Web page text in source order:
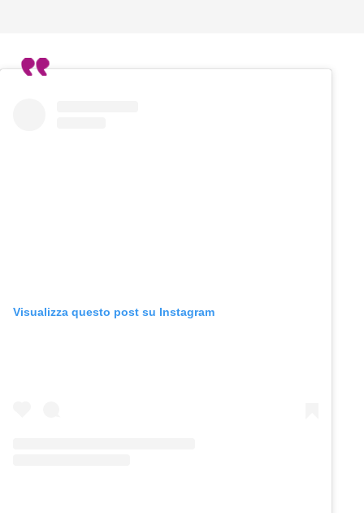
Visualizza questo post su Instagram